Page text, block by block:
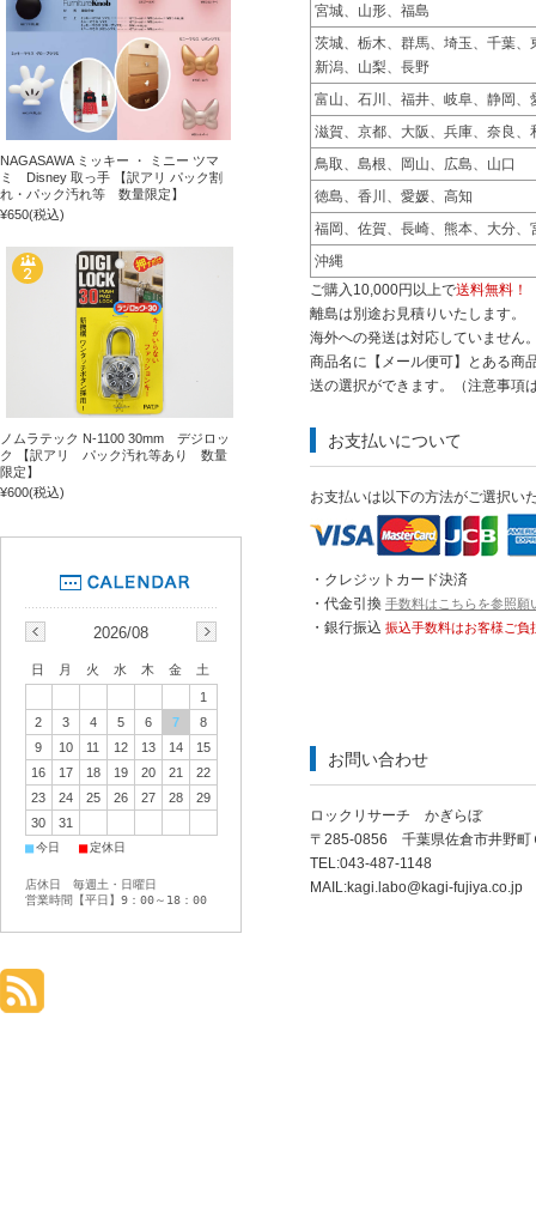
宮城、山形、福島
茨城、栃木、群馬、埼玉、千葉、
新潟、山梨、長野
富山、石川、福井、岐阜、静岡、
滋賀、京都、大阪、兵庫、奈良、
鳥取、島根、岡山、広島、山口
徳島、香川、愛媛、高知
福岡、佐賀、長崎、熊本、大分、
沖縄
ご購入10,000円以上で送料無料！
離島は別途お見積りいたします。
海外への発送は対応していません
商品名に【メール便可】とある商
送の選択ができます。（注意事項
お支払いについて
お支払いは以下の方法がご選択い
・クレジットカード決済
・代金引換 手数料はこちらを参照願
・銀行振込 振込手数料はお客様ご負
お問い合わせ
ロックリサーチ かぎらぼ
〒285-0856 千葉県佐倉市井野町
TEL:043-487-1148
MAIL:kagi.labo@kagi-fujiya.co.jp
NAGASAWA ミッキー ・ ミニー ツマ
ミ Disney 取っ手 【訳アリ パック割
れ・パック汚れ等 数量限定】
¥650(税込)
ノムラテック N-1100 30mm デジロッ
ク 【訳アリ パック汚れ等あり 数量
限定】
¥600(税込)
2026/08
日 月 火 水 木 金
土
1
2
3 4 5 6 7
8
9
10 11 12 13 14
15
16
17 18 19 20 21
22
23
24 25 26 27 28
29
30
31
■今日 ■定休日
店休日 毎週土・日曜日
営業時間【平日】9：00～18：00